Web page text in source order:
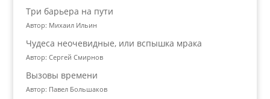
Три барьера на пути
Автор: Михаил Ильин
Чудеса неочевидные, или вспышка мрака
Автор: Сергей Смирнов
Вызовы времени
Автор: Павел Большаков